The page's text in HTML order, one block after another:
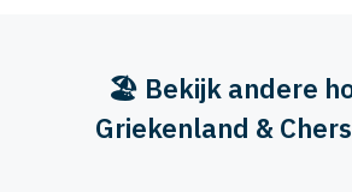
🏖️ Bekijk andere
Griekenland &